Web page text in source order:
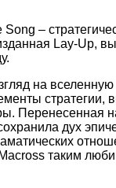
–
Lay-Up,
на
стратегии,
Перенесенная
дух
таким